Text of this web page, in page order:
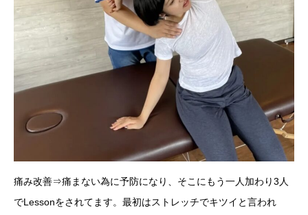
痛み改善⇒痛まない為に予防になり、そこにもう一人加わり3人
でLessonをされてます。最初はストレッチでキツイと言われ